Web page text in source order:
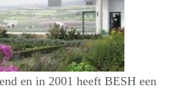
en in 2001 heeft BESH een